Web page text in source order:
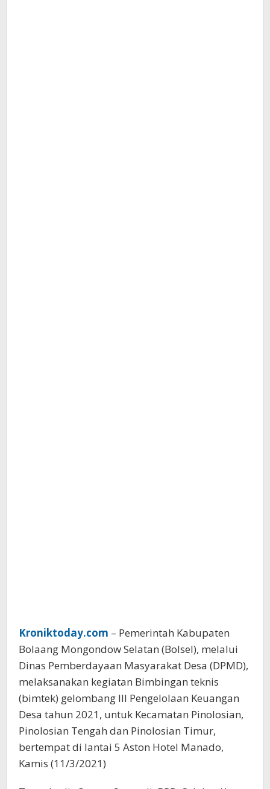
Kroniktoday.com – Pemerintah Kabupaten
Bolaang Mongondow Selatan (Bolsel), melalui
Dinas Pemberdayaan Masyarakat Desa (DPMD),
melaksanakan kegiatan Bimbingan teknis
(bimtek) gelombang III Pengelolaan Keuangan
Desa tahun 2021, untuk Kecamatan Pinolosian,
Pinolosian Tengah dan Pinolosian Timur,
bertempat di lantai 5 Aston Hotel Manado,
Kamis (11/3/2021)